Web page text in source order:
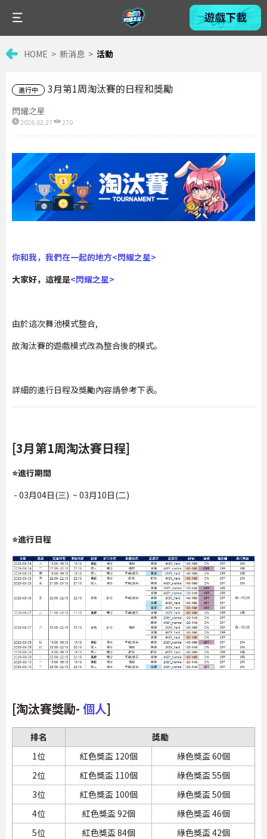
HOME 新消息 活動
進行中 3月第1周淘汰賽的日程和獎勵
閃耀之星
2026.02.27 270
你和我，我們在一起的地方<閃耀之星>
大家好，這裡是<閃耀之星>
由於這次舞池模式整合,
故淘汰賽的遊戲模式改為整合後的模式。
詳細的進行日程及獎勵內容請參考下表。
[3月第1周淘汰賽日程]
⭐進行期間
- 03月04日(三) ~ 03月10日(二)
⭐進行日程
[淘汰賽獎勵- 個人]
排名
獎勵
1位
紅色獎盃 120個
綠色獎盃 60個
2位
紅色獎盃 110個
綠色獎盃 55個
3位
紅色獎盃 100個
綠色獎盃 50個
4位
紅色獎盃 92個
綠色獎盃 46個
5位
紅色獎盃 84個
綠色獎盃 42個